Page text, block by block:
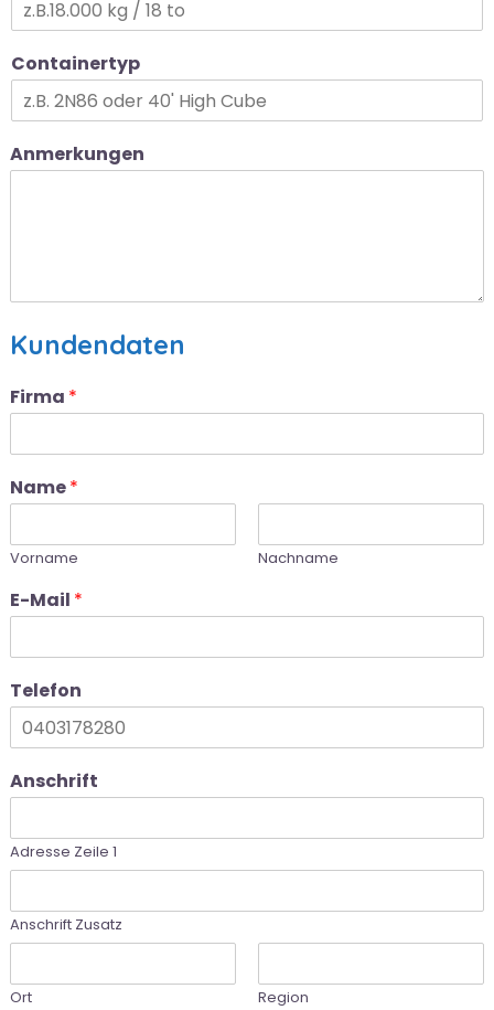
Containertyp
Anmerkungen
Kundendaten
Firma *
Name*
Vorname Nachname
E-Mail *
Telefon
Anschrift
Adresse Zeile 1
Anschrift Zusatz
Ort Region